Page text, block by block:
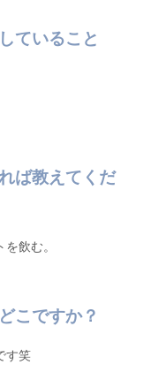
ていること
ば教えてくだ
飲む。
こですか？
す笑